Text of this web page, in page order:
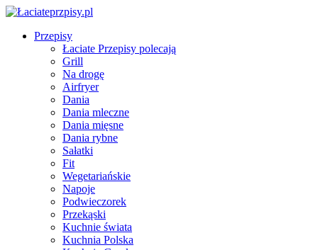
Przepisy
Łaciate Przepisy polecają
Grill
Na drogę
Airfryer
Dania
Dania mleczne
Dania mięsne
Dania rybne
Sałatki
Fit
Wegetariańskie
Napoje
Podwieczorek
Przekąski
Kuchnie świata
Kuchnia Polska